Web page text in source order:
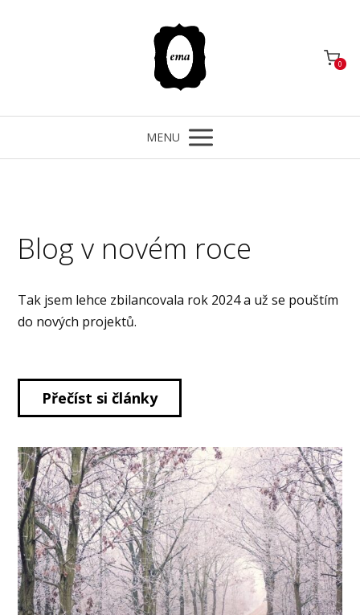
0
MENU
Blog v novém roce
Tak jsem lehce zbilancovala rok 2024 a už se pouštím
do nových projektů.
Přečíst si články